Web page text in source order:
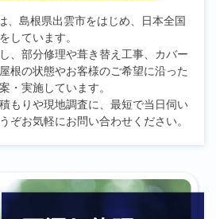
、島根県出雲市をはじめ、日本全国
しています。
、部分修理や葺き替え工事、カバー
根の状態やお客様のご希望に沿った
・実施しています。
もりや現地調査に、最短で当日伺い
ぞお気軽にお問い合わせください。